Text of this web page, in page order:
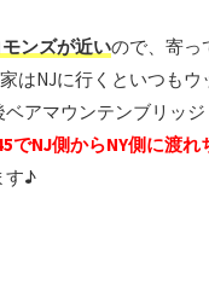
ンズが近いので、寄っ
はNJに行くといつもウ
ベアマウンテンブリッ
でNJ側からNY側に渡れ
す♪